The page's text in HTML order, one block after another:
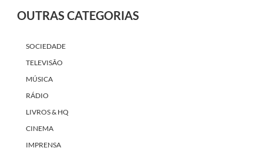
OUTRAS CATEGORIAS
SOCIEDADE
TELEVISÃO
MÚSICA
RÁDIO
LIVROS & HQ
CINEMA
IMPRENSA